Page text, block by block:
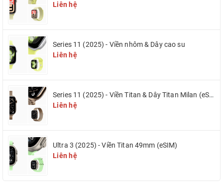
Liên hệ
Series 11 (2025) - Viền nhôm & Dây cao su
Liên hệ
Series 11 (2025) - Viền Titan & Dây Titan Milan (eSIM)
Liên hệ
Ultra 3 (2025) - Viền Titan 49mm (eSIM)
Liên hệ